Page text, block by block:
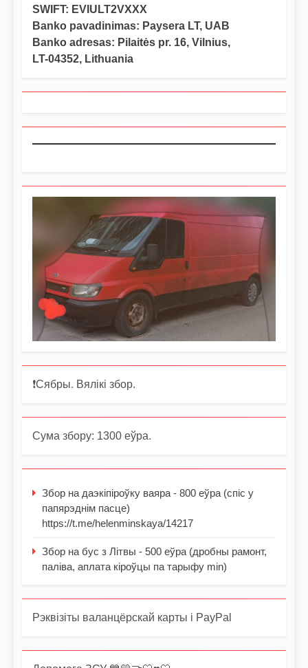
SWIFT: EVIULT2VXXX
Banko pavadinimas: Paysera LT, UAB
Banko adresas: Pilaitės pr. 16, Vilnius,
LT-04352, Lithuania
❗️Сябры. Вялікі збор.
Сума збору: 1300 еўра.
Збор на даэкіпіроўку ваяра - 800 еўра (спіс у
папярэднім пасце)
https://t.me/helenminskaya/14217
Збор на бус з Літвы - 500 еўра (дробны рамонт,
паліва, аплата кіроўцы па тарыфу min)
Рэквізіты валанцёрскай карты і PayPal